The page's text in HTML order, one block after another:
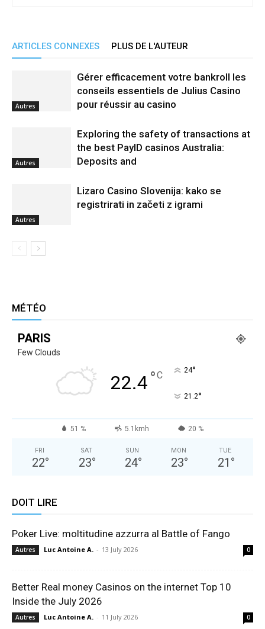
ARTICLES CONNEXES PLUS DE L'AUTEUR
Autres
Gérer efficacement votre bankroll les
conseils essentiels de Julius Casino
pour réussir au casino
Autres
Exploring the safety of transactions at
the best PayID casinos Australia:
Deposits and
Autres
Lizaro Casino Slovenija: kako se
registrirati in začeti z igrami
MÉTÉO
PARIS
Few Clouds
22.4°C 24°
21.2°
51 % 5.1kmh 20 %
FRI
22°
SAT
23°
SUN
24°
MON
23°
TUE
21 °
DOIT LIRE
Poker Live: moltitudine azzurra al Battle of Fango
Autres Luc Antoine A. - 13 July 2026 0
Better Real money Casinos on the internet Top 10
Inside the July 2026
Autres Luc Antoine A. - 11 July 2026 0